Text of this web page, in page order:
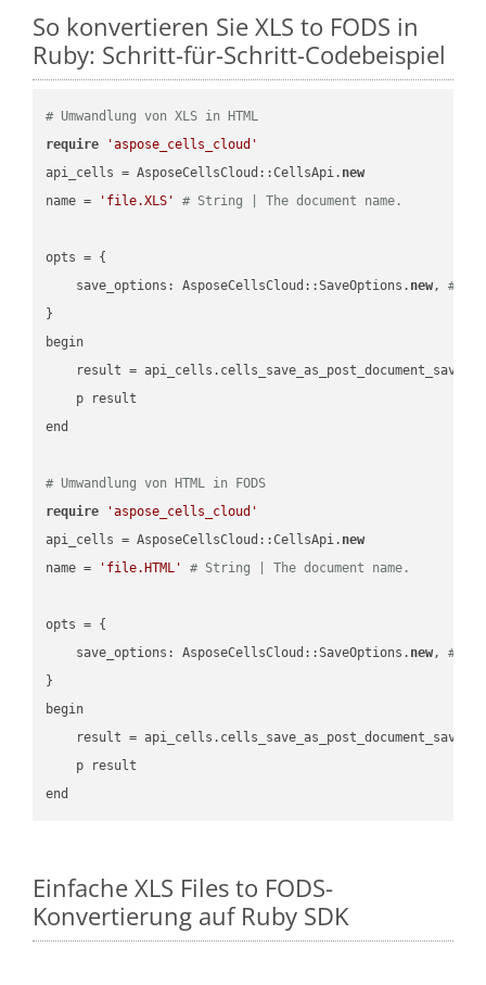
So konvertieren Sie XLS to FODS in
Ruby: Schritt-für-Schritt-Codebeispiel
# Umwandlung von XLS in HTML
require
'aspose_cells_cloud'
api_cells = AsposeCellsCloud::CellsApi. new
name =
'file.XLS' # String | The document name.
opts = {
    save_options: AsposeCellsCloud::SaveOptions.
new, #
}
begin
result =
    p result
end
# Umwandlung von HTML in FODS
require
'aspose_cells_cloud'
api_cells = AsposeCellsCloud::CellsApi. new
name =
'file.HTML' # String | The document name.
opts = {
    save_options: AsposeCellsCloud::SaveOptions.
new, #
}
begin
result =
    p result
Einfache XLS Files to FODS-
Konvertierung auf Ruby SDK